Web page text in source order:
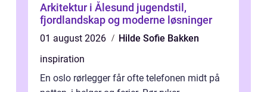
Arkitektur i Ålesund jugendstil,
fjordlandskap og moderne løsninger
01 august 2026
Hilde Sofie Bakken
inspiration
En oslo rørlegger får ofte telefonen midt på